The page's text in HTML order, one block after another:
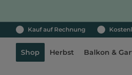
Kauf auf Rechnung
Shop Herbst Balkon &